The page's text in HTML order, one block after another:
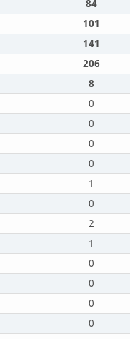
84
101
141
206
8
0
0
0
0
1
0
2
1
0
0
0
0